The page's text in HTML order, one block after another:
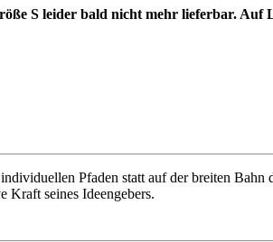
S leider bald nicht mehr lieferbar.
Pfaden statt auf der breiten
seines Ideengebers.